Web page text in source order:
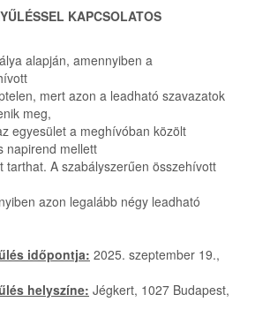
KAPCSOLATOS
alapján, amennyiben a
mert azon a leadható szavazatok
meg,
egyesület a meghívóban közölt
napirend mellett
tarthat. A szabályszerűen összehívott
azon legalább négy leadható
időpontja: 2025. szeptember 19.,
helyszíne: Jégkert, 1027 Budapest,